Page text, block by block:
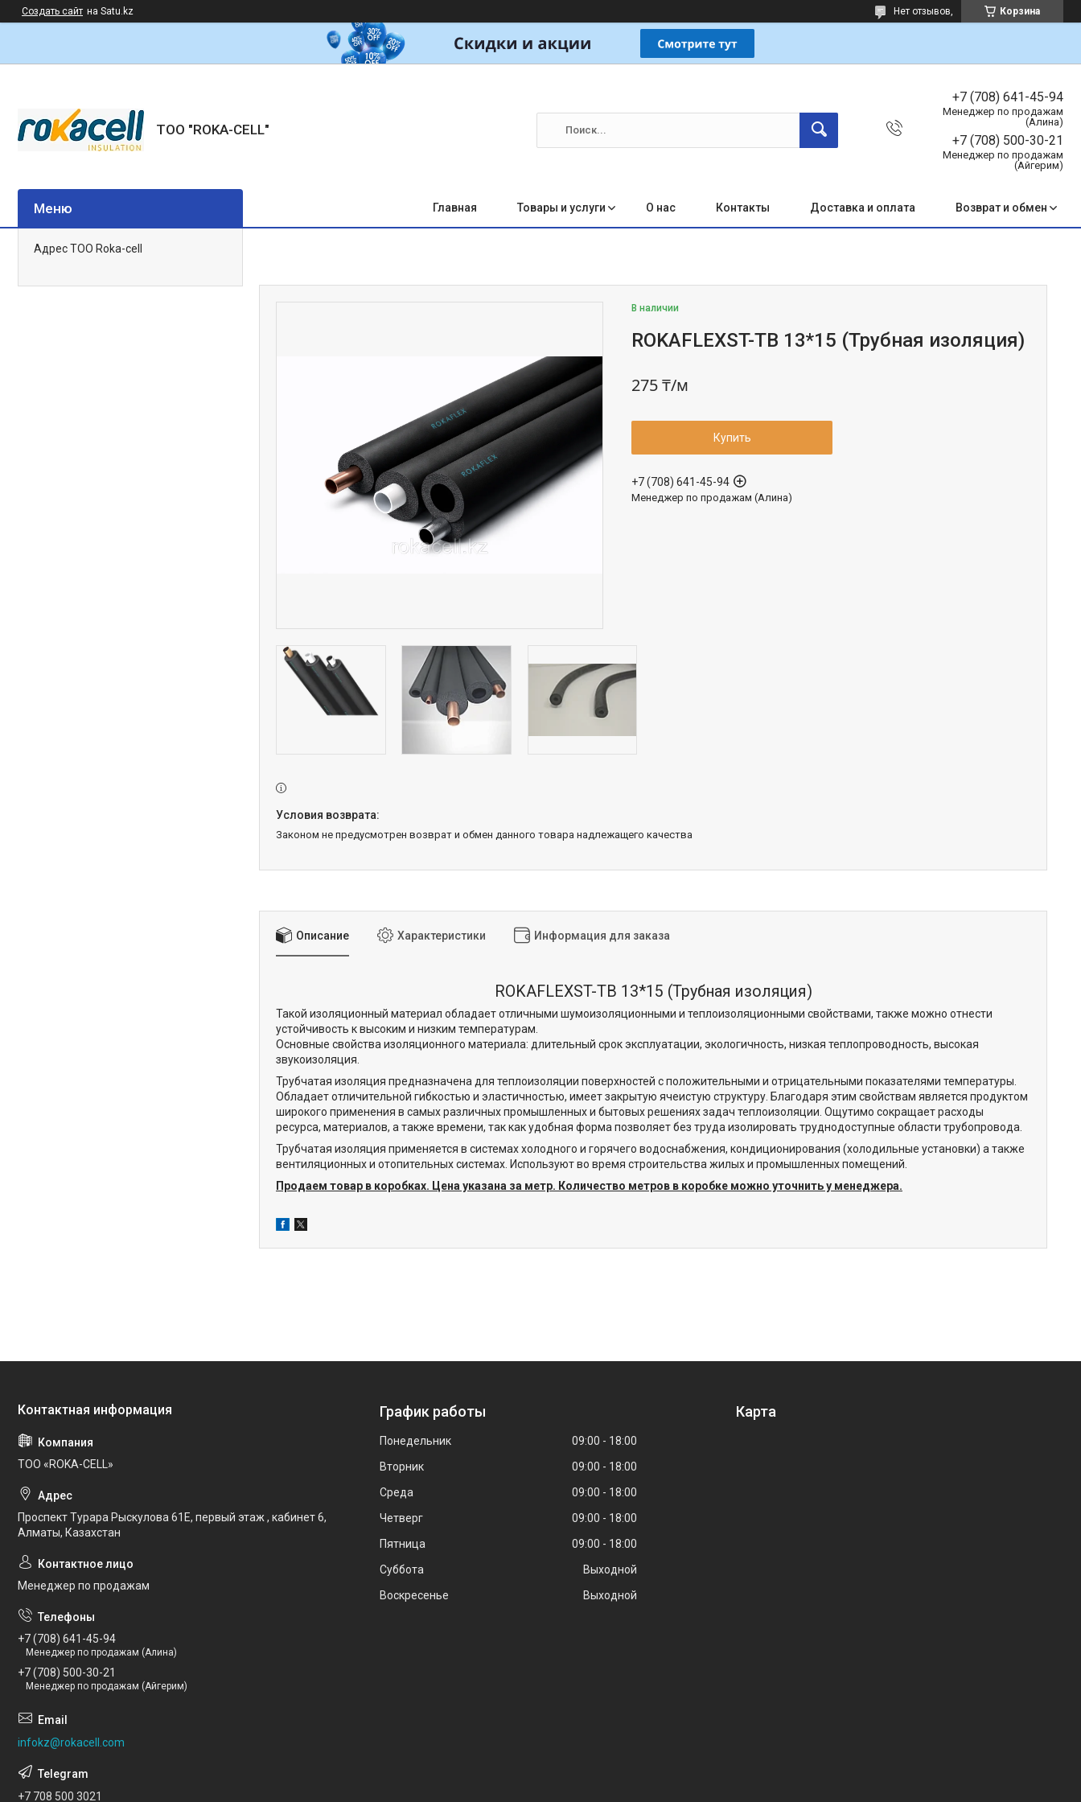
Создать сайт на Satu.kz Корзина
Нет отзывов,
ТОО "ROKA-CELL"
+7 (708) 641-45-94
Менеджер по продажам
(Алина)
+7 (708) 500-30-21
Менеджер по продажам
(Айгерим)
Главная Товары и услуги О нас Контакты Доставка и оплата Возврат и обмен
В наличии
ROKAFLEXST-TB 13*15 (Трубная изоляция)
275 ₸/м
Купить
+7 (708) 641-45-94
Менеджер по продажам (Алина)
Законом не предусмотрен возврат и обмен данного товара надлежащего качества
Описание Характеристики Информация для заказа
ROKAFLEXST-TB 13*15 (Трубная изоляция)
Такой изоляционный материал обладает отличными шумоизоляционными и теплоизоляционными свойствами, также можно отнести
устойчивость к высоким и низким температурам.
Основные свойства изоляционного материала: длительный срок эксплуатации, экологичность, низкая теплопроводность, высокая
звукоизоляция.
Трубчатая изоляция предназначена для теплоизоляции поверхностей с положительными и отрицательными показателями температуры.
Обладает отличительной гибкостью и эластичностью, имеет закрытую ячеистую структуру. Благодаря этим свойствам является продуктом
широкого применения в самых различных промышленных и бытовых решениях задач теплоизоляции. Ощутимо сокращает расходы
ресурса, материалов, а также времени, так как удобная форма позволяет без труда изолировать труднодоступные области трубопровода.
Трубчатая изоляция применяется в системах холодного и горячего водоснабжения, кондиционирования (холодильные установки) а также
вентиляционных и отопительных системах. Используют во время строительства жилых и промышленных помещений.
Продаем товар в коробках. Цена указана за метр. Количество метров в коробке можно уточнить у менеджера.
Адрес ТОО Roka-cell
ТОО «ROKA-CELL»
Проспект Турара Рыскулова 61Е, первый этаж , кабинет 6,
Алматы, Казахстан
Менеджер по продажам
+7 (708) 641-45-94
Менеджер по продажам (Алина)
+7 (708) 500-30-21
Менеджер по продажам (Айгерим)
infokz@rokacell.com
+7 708 500 3021
График работы
Понедельник 09:00
18:00
Вторник
09:00
18:00
Среда
09:00
18:00
Четверг
09:00
18:00
Пятница
09:00
18:00
Суббота
Выходной
Воскресенье
Выходной
Карта